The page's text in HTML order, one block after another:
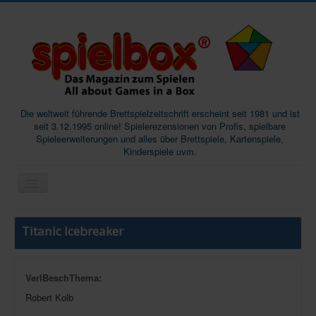
Die weltweit führende Brettspielzeitschrift erscheint seit 1981 und ist
seit 3.12.1995 online! Spielerezensionen von Profis, spielbare
Spieleerweiterungen und alles über Brettspiele, Kartenspiele,
Kinderspiele uvm.
Start
Titanic Icebreaker
VerlBeschThema:
Robert Kolb